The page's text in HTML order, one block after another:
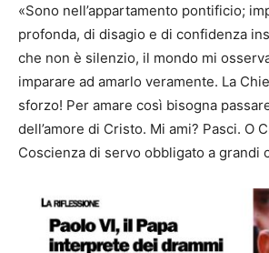
«Sono nell’appartamento pontificio;
profonda, di disagio e di confidenza
che non è silenzio, il mondo mi
imparare ad amarlo veramente. La
sforzo! Per amare così bisogna
dell’amore di Cristo. Mi ami? Pasci. O
Coscienza di servo obbligato a grandi